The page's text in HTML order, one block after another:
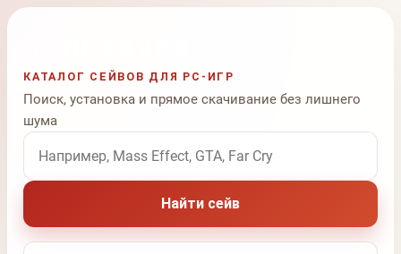
КАТАЛОГ СЕЙВОВ ДЛЯ PC-ИГР
Поиск, установка и прямое скачивание без лишнего
шума
Поиск по названию игры
Найти сейв